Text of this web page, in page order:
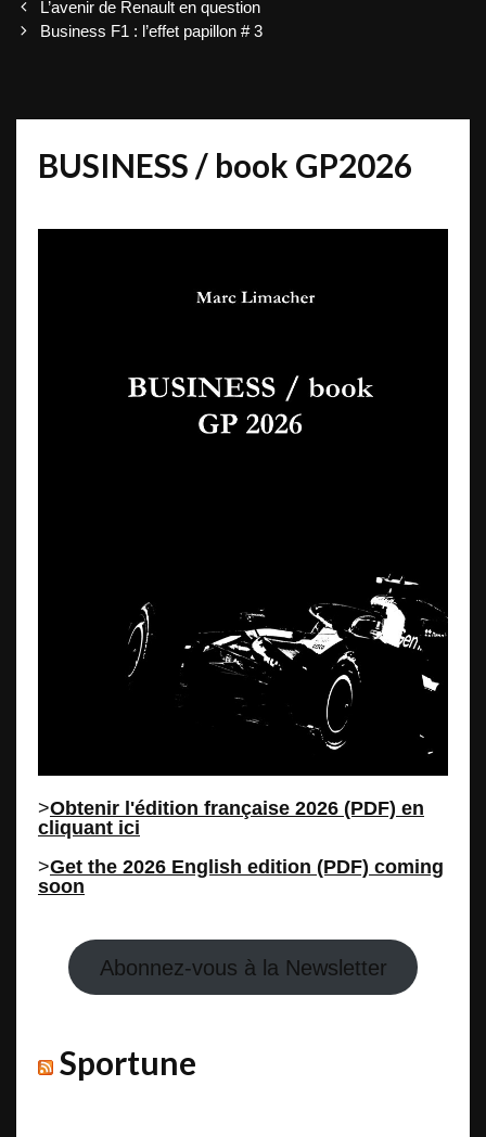
Post
navigation
L’avenir de Renault en question
Business F1 : l’effet papillon # 3
BUSINESS / book GP2026
>Obtenir l'édition française 2026 (PDF) en
cliquant ici
>Get the 2026 English edition (PDF) coming
soon
Abonnez-vous à la Newsletter
Sportune